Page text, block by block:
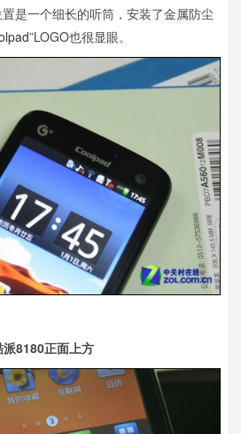
是一个细长的听筒，安装了金属防尘
”LOGO也很显眼。
派8180正面上方